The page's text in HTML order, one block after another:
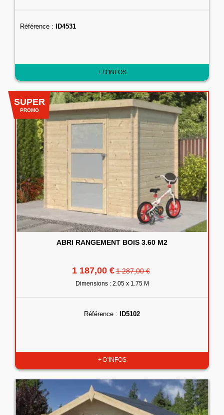
Référence : ID4531
+ D'INFOS
SUPER
PROMO
ABRI RANGEMENT BOIS 3.60 M2
1 187,00 €1 287,00 €
Dimensions : 2.05 x 1.75 M
Référence : ID5102
+ D'INFOS